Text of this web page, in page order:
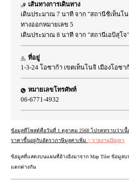
เส้นทางการเดินทาง
เดินประมาณ 7 นาที จาก "สถานีชิเท็นโน
ทางออกหมายเลข 5
เดินประมาณ 8 นาที จาก "สถานีเอบิสุโจ
ที่อยู่
1-3-24 โอซาก้า เขตเท็นโนจิ เมืองโอซา
หมายเลขโทรศัพท์
06-6771-4932
ข้อมูลที่โพสต์คือวันที่ 1 ตุลาคม 2568 โปรดทราบว่าเ
ราคาขึ้นอยู่กับอัตราภาษีมูลค่าเพิ่ม> รายงานปัญหา
ข้อมูลที่แสดงบนแผนที่อ้างอิงมาจาก Map Tiler ข้อมูล
แตกต่างกัน